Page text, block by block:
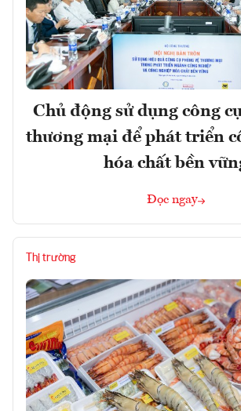
Chủ động sử dụng công
thương mại để phát triển
hóa chất bền
Đọc ngay
Thị trường